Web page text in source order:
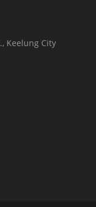
Keelung City